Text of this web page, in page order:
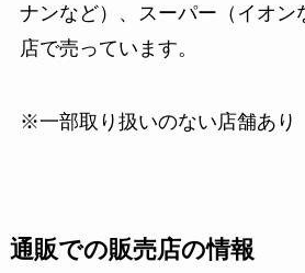
ナンなど）、スーパー（イオン
店で売っています。
※一部取り扱いのない店舗あり
通販での販売店の情報